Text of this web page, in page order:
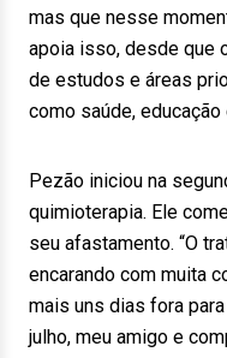
mas que nesse
apoia isso, desde que
de estudos e áreas
como saúde, educação
Pezão iniciou na
quimioterapia. Ele
seu afastamento. “O
encarando com muita
mais uns dias fora
julho, meu amigo e